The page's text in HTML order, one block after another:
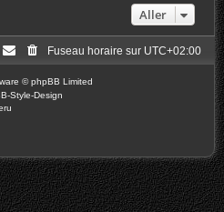
Aller
Fuseau horaire sur UTC+02:00
© phpBB Limited
Style-Design